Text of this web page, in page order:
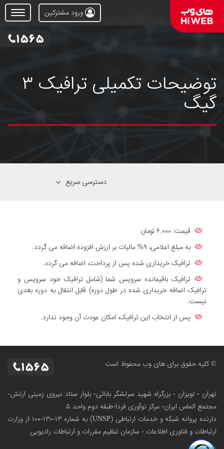
Open
Menu
ورود مشترکین
توضیحات تکمیلی ترافیک ۳
گیگ
دسترسی سریع
قیمت: ۶.۰۰۰ تومان
به مبلغ اعلامی، ۹% مالیات بر ارزش افزوده اضافه می گردد.
ترافیک خریداری شده پس از پرداخت، اضافه می گردد.
ترافیک باقیمانده سرویس شما (شامل ترافیک خود سرویس و
ترافیک اضافه خریداری شده در طول دوره) قابل انتقال به دوره بعدی
نیست.
پس از انتخاب این ترافیک، امکان عودت آن وجود ندارد.
© کلیه حقوق برای های وب محفوظ است
تهران - لویزان - بزرگراه شهید سرلشگر بابائی- بلوار ستاد نیروی زمینی ارتش-
مجتمع الماس ایران- مرکز نوآوری فردا-طبقه دوم واحد ۵
دارنده پروانه شبکه و خدمات ارتباطی (UNSP) به شماره ۱۳-۱۳۰-۱۰۰
از وزارت
ارتباطات و فناوری اطلاعات - سازمان تنظیم مقررات و ارتباطات رادیویی